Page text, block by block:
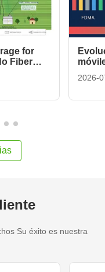
for
Fiber
2026-
Su éxito es nuestra